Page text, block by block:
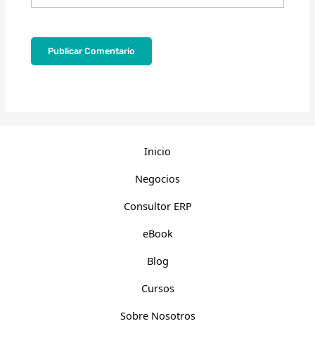
Inicio
Negocios
Consultor ERP
eBook
Blog
Cursos
Sobre Nosotros